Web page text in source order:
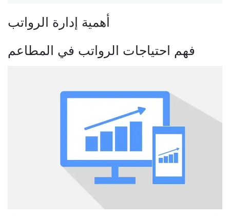
أهمية إدارة الرواتب
فهم احتياجات الرواتب في المطاعم